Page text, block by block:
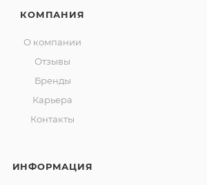
КОМПАНИЯ
О компании
Отзывы
Бренды
Карьера
Контакты
ИНФОРМАЦИЯ